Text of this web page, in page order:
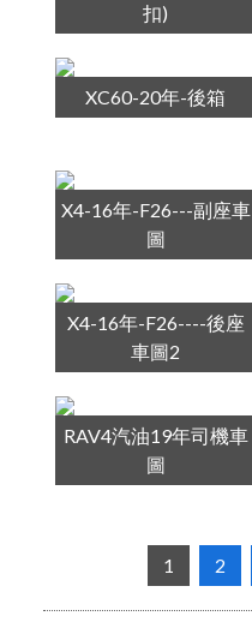
扣)
XC60-20年-後箱
X4-16年-F26---副座車
圖
X4-16年-F26----後座
車圖2
RAV4汽油19年司機車
圖
1 2